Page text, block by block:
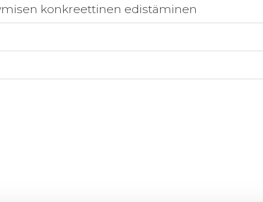
konkreettinen edistäminen